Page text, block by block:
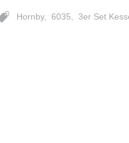
Hornby, 6035 3er Set